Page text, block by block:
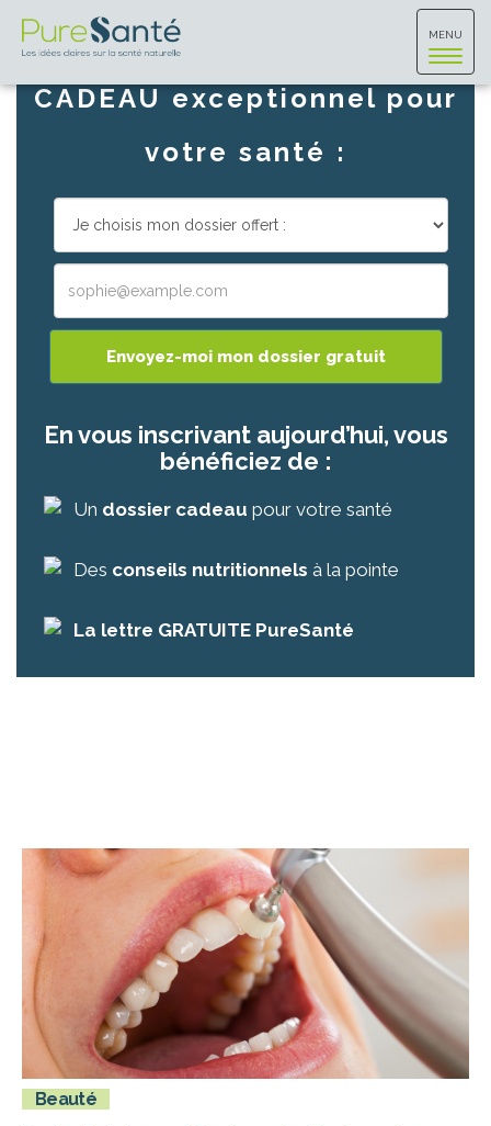
Toggle
MENU
Téléchargez un dossier
CADEAU exceptionnel pour
votre santé :
Envoyez-moi mon dossier gratuit
En vous inscrivant aujourd’hui, vous
bénéficiez de :
Un dossier cadeau pour votre santé
Des conseils nutritionnels à la pointe
La lettre GRATUITE PureSanté
Beauté